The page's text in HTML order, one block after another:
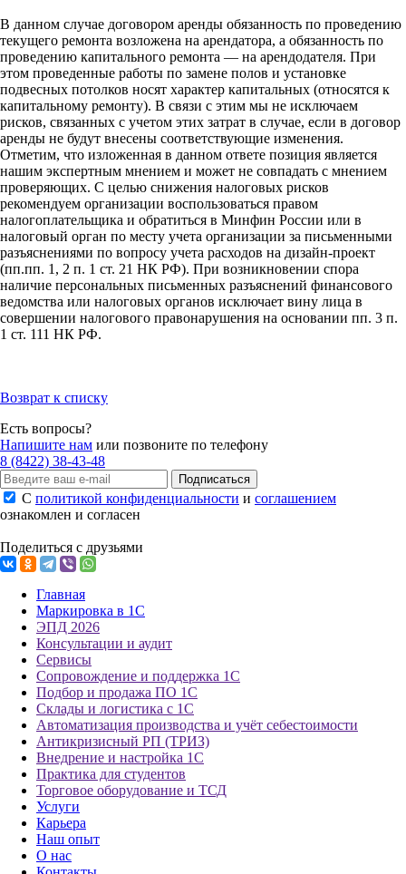
В данном случае договором аренды обязанность по проведению
текущего ремонта возложена на арендатора, а обязанность по
проведению капитального ремонта — на арендодателя. При
этом проведенные работы по замене полов и установке
подвесных потолков носят характер капитальных (относятся к
капитальному ремонту). В связи с этим мы не исключаем
рисков, связанных с учетом этих затрат в случае, если в договор
аренды не будут внесены соответствующие изменения.
Отметим, что изложенная в данном ответе позиция является
нашим экспертным мнением и может не совпадать с мнением
проверяющих. С целью снижения налоговых рисков
рекомендуем организации воспользоваться правом
налогоплательщика и обратиться в Минфин России или в
налоговый орган по месту учета организации за письменными
разъяснениями по вопросу учета расходов на дизайн-проект
(пп.пп. 1, 2 п. 1 ст. 21 НК РФ). При возникновении спора
наличие персональных письменных разъяснений финансового
ведомства или налоговых органов исключает вину лица в
совершении налогового правонарушения на основании пп. 3 п.
1 ст. 111 НК РФ.
Возврат к списку
Есть вопросы?
Напишите нам или позвоните по телефону
8 (8422) 38-43-48
Подписаться
С политикой конфиденциальности и соглашением
ознакомлен и согласен
Поделиться с друзьями
Главная
Маркировка в 1С
ЭПД 2026
Консультации и аудит
Сервисы
Сопровождение и поддержка 1С
Подбор и продажа ПО 1С
Склады и логистика с 1С
Автоматизация производства и учёт себестоимости
Антикризисный РП (ТРИЗ)
Внедрение и настройка 1С
Практика для студентов
Торговое оборудование и ТСД
Услуги
Карьера
Наш опыт
О нас